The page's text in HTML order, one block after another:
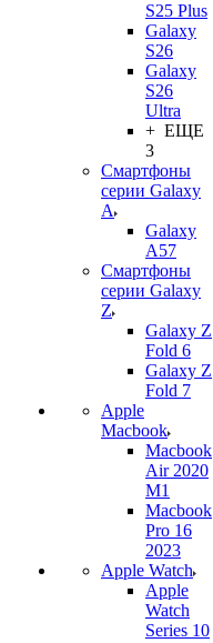
S25 Plus
Galaxy
S26
Galaxy
S26
Ultra
+ ЕЩЕ
3
Смартфоны
серии Galaxy
A
Galaxy
A57
Смартфоны
серии Galaxy
Z
Galaxy Z
Fold 6
Galaxy Z
Fold 7
Apple
Macbook
Macbook
Air 2020
M1
Macbook
Pro 16
2023
Apple Watch
Apple
Watch
Series 10